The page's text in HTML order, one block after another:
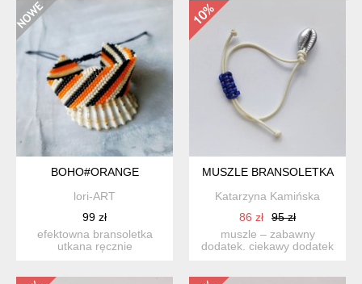
BOHO#ORANGE
lori-ART
99 zł
efektowna bransoletka
utkana ręcznie
MUSZLE BRANSOLETKA
Katarzyna Kamińska
86 zł
95 zł
muszle – zabawny
dodatek. ciekawy dodatek